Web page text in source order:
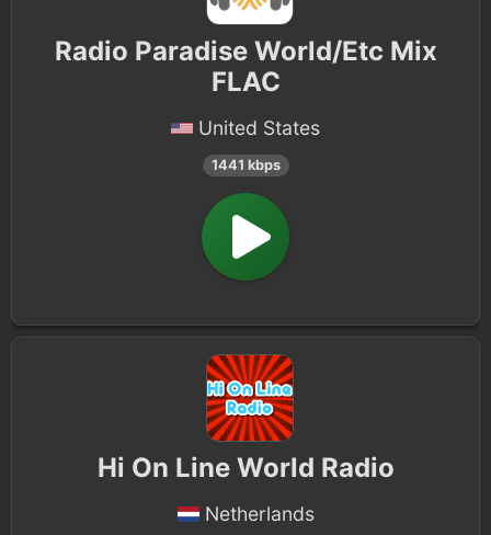
Radio Paradise World/Etc Mix
FLAC
United States
1441 kbps
Hi On Line World Radio
Netherlands